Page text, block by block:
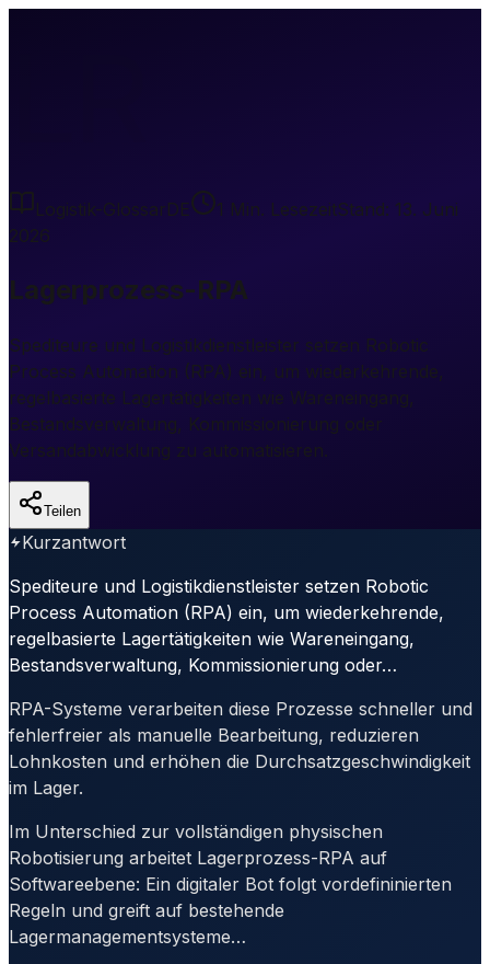
Logistik-GlossarDE 1 Min. LesezeitStand: 13. Juni
2026
Lagerprozess-RPA
Spediteure und Logistikdienstleister setzen Robotic
Process Automation (RPA) ein, um wiederkehrende,
regelbasierte Lagertätigkeiten wie Wareneingang,
Bestandsverwaltung, Kommissionierung oder
Versandabwicklung zu automatisieren.
Teilen
Kurzantwort
Spediteure und Logistikdienstleister setzen Robotic
Process Automation (RPA) ein, um wiederkehrende,
regelbasierte Lagertätigkeiten wie Wareneingang,
Bestandsverwaltung, Kommissionierung oder…
RPA-Systeme verarbeiten diese Prozesse schneller und
fehlerfreier als manuelle Bearbeitung, reduzieren
Lohnkosten und erhöhen die Durchsatzgeschwindigkeit
im Lager.
Im Unterschied zur vollständigen physischen
Robotisierung arbeitet Lagerprozess-RPA auf
Softwareebene: Ein digitaler Bot folgt vordefininierten
Regeln und greift auf bestehende
Lagermanagementsysteme…